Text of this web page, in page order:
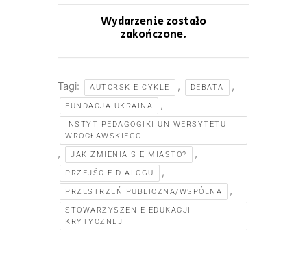
Wydarzenie zostało
zakończone.
Tagi: AUTORSKIE CYKLE , DEBATA ,
FUNDACJA UKRAINA ,
INSTYT PEDAGOGIKI UNIWERSYTETU
WROCŁAWSKIEGO
, JAK ZMIENIA SIĘ MIASTO? ,
PRZEJŚCIE DIALOGU ,
PRZESTRZEŃ PUBLICZNA/WSPÓLNA ,
STOWARZYSZENIE EDUKACJI
KRYTYCZNEJ